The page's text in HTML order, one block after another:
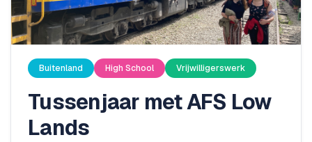
Buitenland High School Vrijwilligerswerk
Tussenjaar met AFS Low
Lands